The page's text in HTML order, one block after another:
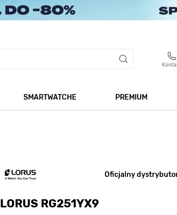
SMARTWATCHE
PREMIUM
Oficjalny
LORUS RG251YX9